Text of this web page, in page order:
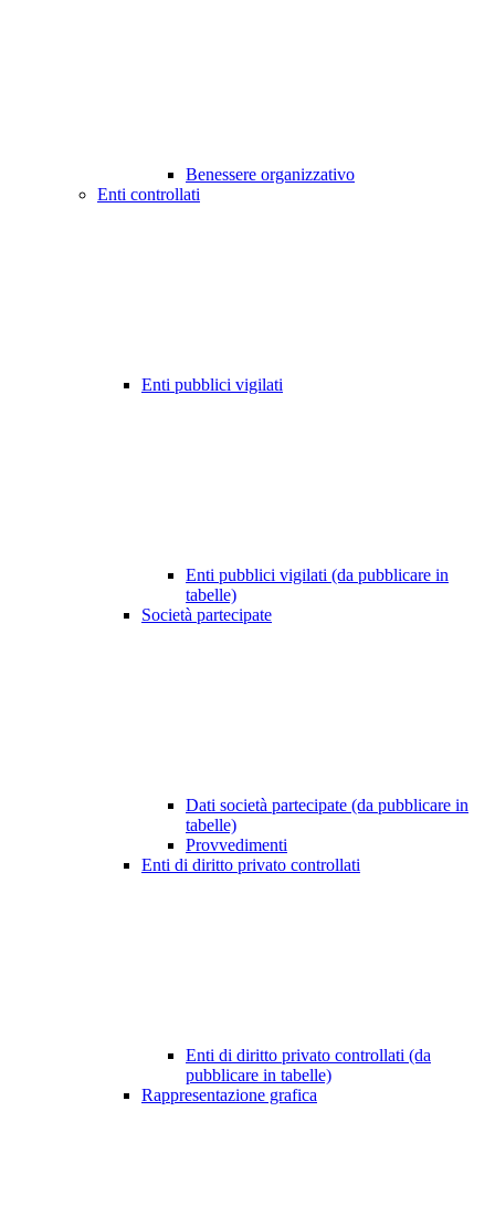
Benessere organizzativo
Enti controllati
Enti pubblici vigilati
Enti pubblici vigilati (da pubblicare in
tabelle)
Società partecipate
Dati società partecipate (da pubblicare in
tabelle)
Provvedimenti
Enti di diritto privato controllati
Enti di diritto privato controllati (da
pubblicare in tabelle)
Rappresentazione grafica